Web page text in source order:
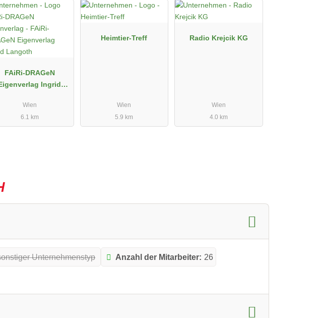
FAiRi-DRAGeN
Ingrid
Wien
6.1 km
Heimtier-Treff
Wien
5.9 km
Radio Krejcik KG
Wien
4.0 km
Unternehmenstyp Anzahl der Mitarbeiter: 26